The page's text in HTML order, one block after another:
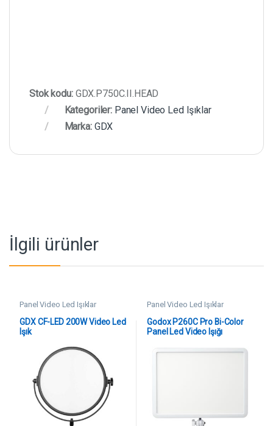
Stok kodu: GDX.P750C.II.HEAD
Kategoriler: Panel Video Led Işıklar
Marka: GDX
İlgili ürünler
Panel Video Led Işıklar
GDX CF-LED 200W Video Led
Işık
Panel Video Led Işıklar
Godox P260C Pro Bi-Color
Panel Led Video Işığı